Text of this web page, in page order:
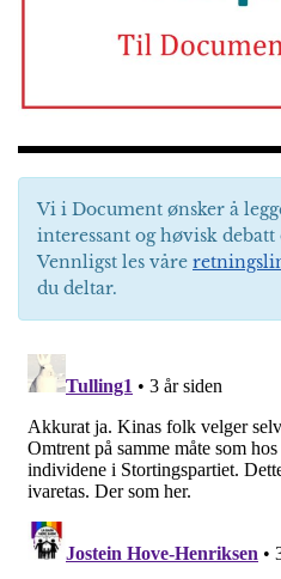
Vi i Document ønsker å
interessant og høvisk debatt
Vennligst les våre
du deltar.